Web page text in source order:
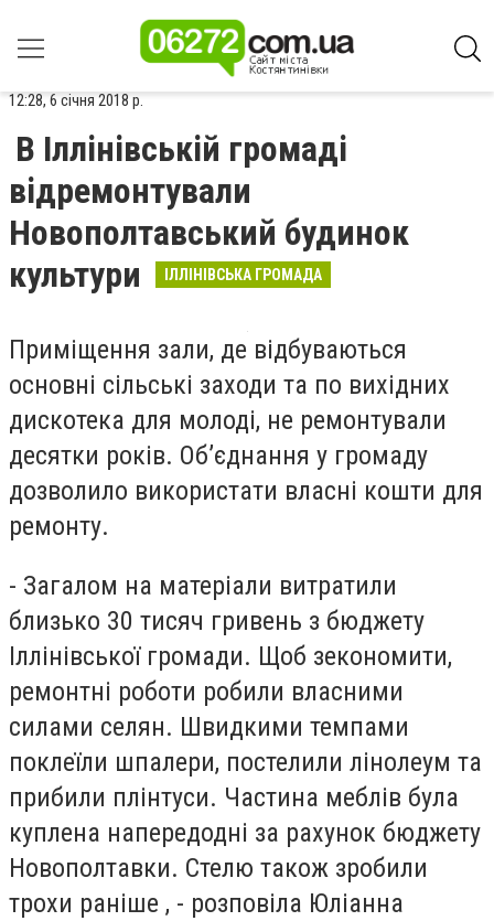
12:28, 6 січня 2018 р.
В Іллінівській громаді
відремонтували
Новополтавський будинок
культури
ІЛЛІНІВСЬКА ГРОМАДА
Приміщення зали, де відбуваються
основні сільські заходи та по вихідних
дискотека для молоді, не ремонтували
десятки років. Об’єднання у громаду
дозволило використати власні кошти для
ремонту.
- Загалом на матеріали витратили
близько 30 тисяч гривень з бюджету
Іллінівської громади. Щоб зекономити,
ремонтні роботи робили власними
силами селян. Швидкими темпами
поклеїли шпалери, постелили лінолеум та
прибили плінтуси. Частина меблів була
куплена напередодні за рахунок бюджету
Новополтавки. Стелю також зробили
трохи раніше , - розповіла Юліанна